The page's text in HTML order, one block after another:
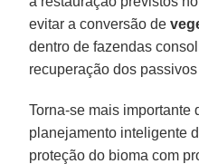
evitar a conversão de
dentro de fazendas
recuperação dos
Torna-se mais importante
planejamento inteligente
proteção do bioma com